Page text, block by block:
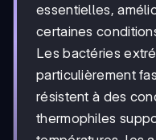
essentielles,
certaines
Les bactéries
particulièrement
résistent à des
thermophiles